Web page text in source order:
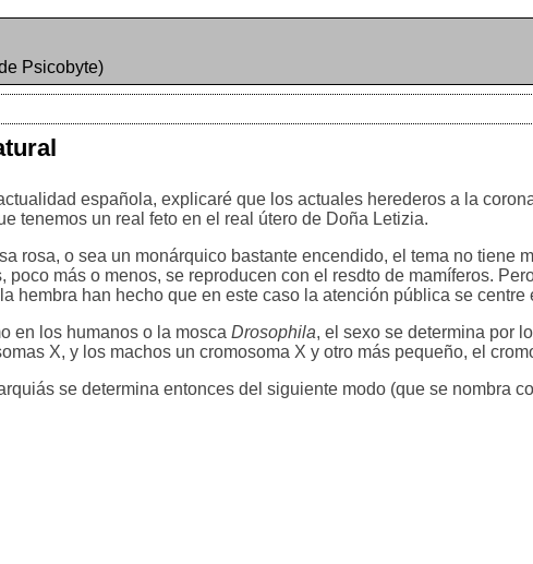
Psicobyte)
española, explicaré que los actuales herederos a la
tenemos un real feto en el real útero de Doña Letizia.
rosa, o sea un monárquico bastante encendido, el tema no tiene
poco más o menos, se reproducen con el resdto de mamíferos.
hembra han hecho que en este caso la atención pública se centre
en los humanos o la moscaDrosophila, el sexo se determina por
X, y los machos un cromosoma X y otro más pequeño, el
se determina entonces del siguiente modo (que se nombra